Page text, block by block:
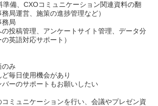
備、CXOコミュニケーション関連資料の翻
局運営、施策の進捗管理など）
務局
投稿管理、アンケートサイト管理、データ分
英語対応サポート）
のみ
毎日使用機会があり
ーのサポートもお願いしたい
コミュニケーションを行い、会議やプレゼン資